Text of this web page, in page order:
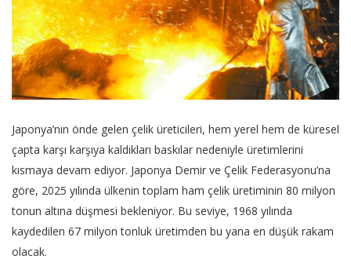
Japonya’nın önde gelen çelik üreticileri, hem yerel hem de küresel
çapta karşı karşıya kaldıkları baskılar nedeniyle üretimlerini
kısmaya devam ediyor. Japonya Demir ve Çelik Federasyonu’na
göre, 2025 yılında ülkenin toplam ham çelik üretiminin 80 milyon
tonun altına düşmesi bekleniyor. Bu seviye, 1968 yılında
kaydedilen 67 milyon tonluk üretimden bu yana en düşük rakam
olacak.